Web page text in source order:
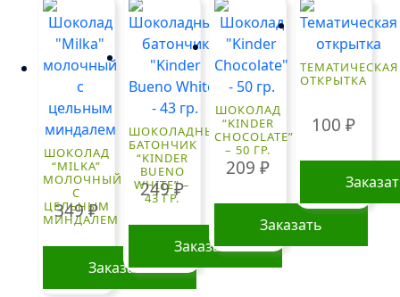
ШОКОЛАД
“MILKA”
МОЛОЧНЫЙ
С
ЦЕЛЬНЫМ
МИНДАЛЕМ
349₽
Заказать
ШОКОЛАДНЫЙ
БАТОНЧИК
“KINDER
BUENO
WHITE” –
43 ГР.
249₽
Заказать
ШОКОЛАД
“KINDER
CHOCOLATE”
– 50 ГР.
209₽
Заказать
ТЕМАТИЧЕСКАЯ
ОТКРЫТКА
100₽